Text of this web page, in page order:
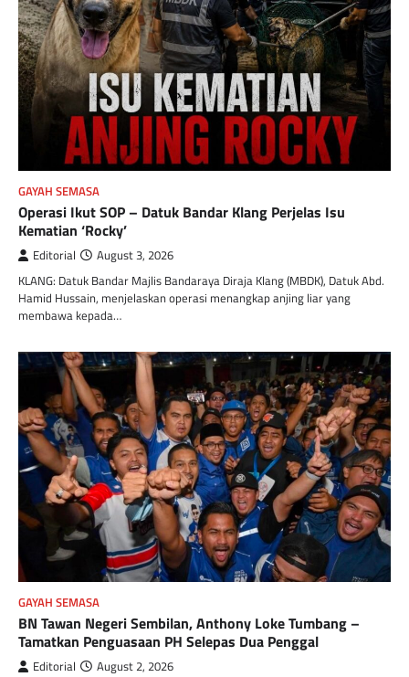
GAYAH SEMASA
Operasi Ikut SOP – Datuk Bandar Klang Perjelas Isu
Kematian ‘Rocky’
Editorial August 3, 2026
KLANG: Datuk Bandar Majlis Bandaraya Diraja Klang (MBDK), Datuk Abd.
Hamid Hussain, menjelaskan operasi menangkap anjing liar yang
membawa kepada…
GAYAH SEMASA
BN Tawan Negeri Sembilan, Anthony Loke Tumbang –
Tamatkan Penguasaan PH Selepas Dua Penggal
Editorial August 2, 2026